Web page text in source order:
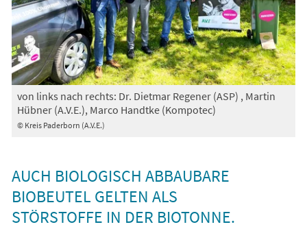
© Kreis Paderborn (A.V.E.)
von links nach rechts: Dr. Dietmar Regener (ASP) , Martin
Hübner (A.V.E.), Marco Handtke (Kompotec)
AUCH BIOLOGISCH ABBAUBARE
BIOBEUTEL GELTEN ALS
STÖRSTOFFE IN DER BIOTONNE.